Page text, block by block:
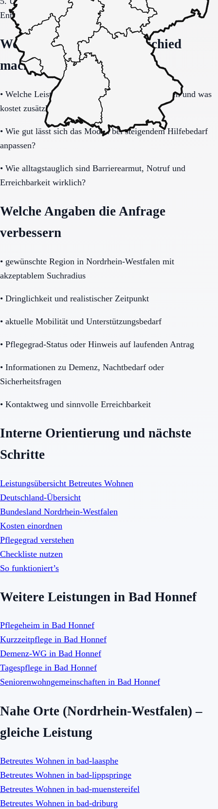
Entscheidung vollständig klären.
Welche Fragen den Unterschied
machen
• Welche Leistungen sind im Grundpaket enthalten und was
kostet zusätzlich?
• Wie gut lässt sich das Modell bei steigendem Hilfebedarf
anpassen?
• Wie alltagstauglich sind Barrierearmut, Notruf und
Erreichbarkeit wirklich?
Welche Angaben die Anfrage
verbessern
• gewünschte Region in Nordrhein-Westfalen mit
akzeptablem Suchradius
• Dringlichkeit und realistischer Zeitpunkt
• aktuelle Mobilität und Unterstützungsbedarf
• Pflegegrad-Status oder Hinweis auf laufenden Antrag
• Informationen zu Demenz, Nachtbedarf oder
Sicherheitsfragen
• Kontaktweg und sinnvolle Erreichbarkeit
Interne Orientierung und nächste
Schritte
Leistungsübersicht Betreutes Wohnen
Deutschland-Übersicht
Bundesland Nordrhein-Westfalen
Kosten einordnen
Pflegegrad verstehen
Checkliste nutzen
So funktioniert’s
Weitere Leistungen in Bad Honnef
Pflegeheim in Bad Honnef
Kurzzeitpflege in Bad Honnef
Demenz-WG in Bad Honnef
Tagespflege in Bad Honnef
Seniorenwohngemeinschaften in Bad Honnef
Nahe Orte (Nordrhein-Westfalen) –
gleiche Leistung
Betreutes Wohnen in bad-laasphe
Betreutes Wohnen in bad-lippspringe
Betreutes Wohnen in bad-muenstereifel
Betreutes Wohnen in bad-driburg